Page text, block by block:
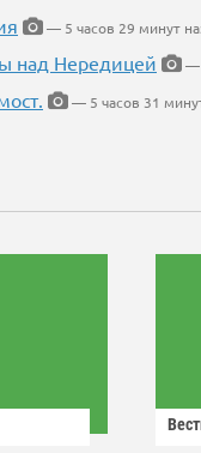
— 5 часов 29 минут
над Нередицей
—
— 5 часов 31